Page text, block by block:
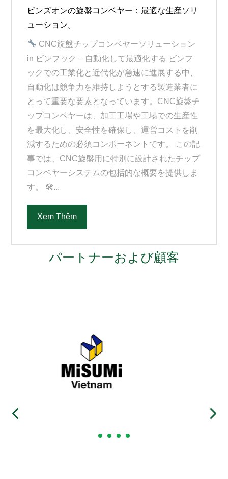
ビンズオンの旋盤コンベヤー：最適な生産ソリ
ューション。
CNC旋盤チップコンベヤーソリューション
in ビンフック – 自動化して最適化する ビンフ
ックでの工業化と近代化が急速に進展する中、
自動化は競争力を維持しようとする製造業者に
とって重要な要素となっています。CNC旋盤チ
ップコンベヤーは、加工工場や工場での生産性
を最大化し、安全性を確保し、運営コストを削
減するための必須コンポーネントです。 この記
事では、CNC旋盤用に特別に設計されたチップ
コンベヤーシステムの包括的な概要を提供しま
す。 🛠...
Xem Thêm
パートナーおよび顧客